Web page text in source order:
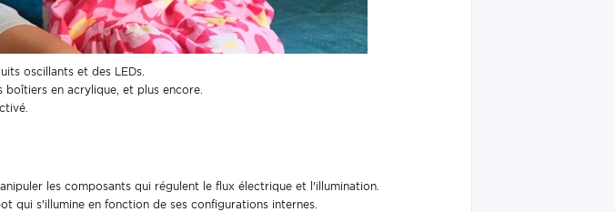
oscillants et des LEDs.
en acrylique, et plus encore.
les composants qui régulent le flux électrique et l'illumination.
qui s'illumine en fonction de ses configurations internes.